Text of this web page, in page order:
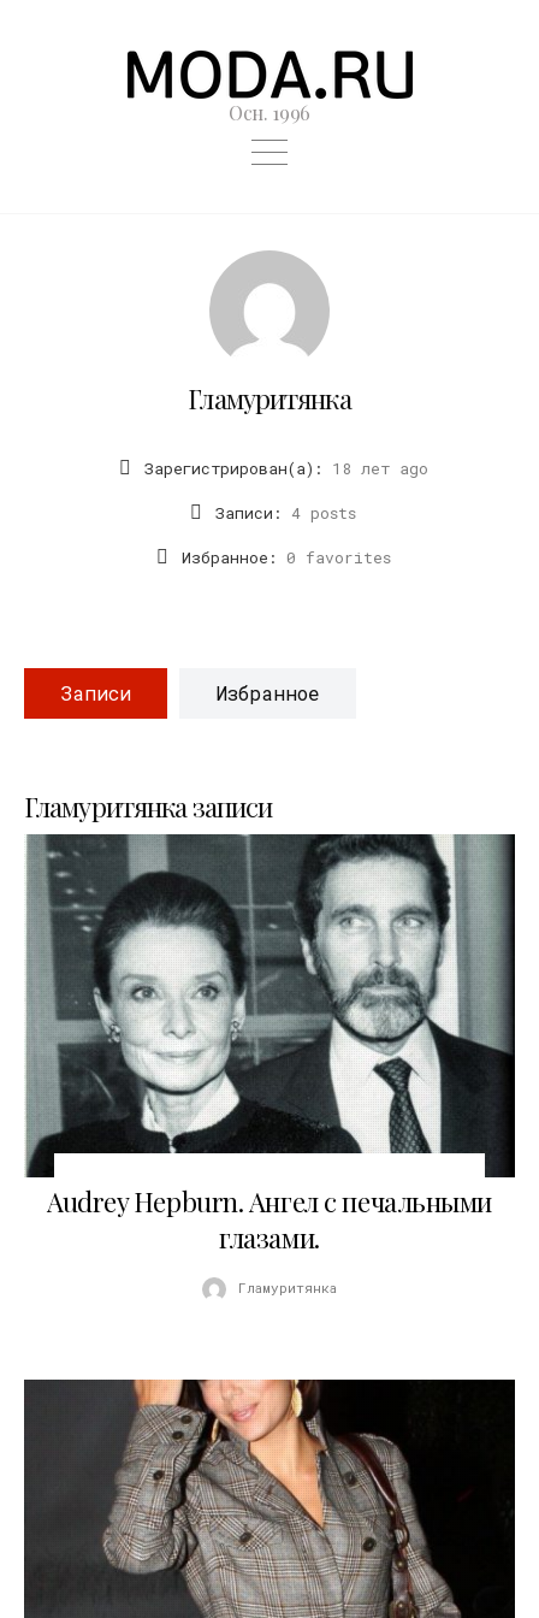
Осн. 1996
Гламуритянка
Зарегистрирован(а): 18 лет ago
Записи: 4 posts
Избранное: 0 favorites
Записи Избранное
Гламуритянка записи
Audrey Hepburn. Ангел с печальными
глазами.
Гламуритянка